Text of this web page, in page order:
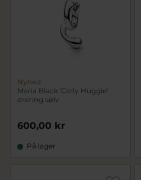
Nyhed
Maria Black 'Coily Huggie'
ørering sølv
600,00 kr
På lager